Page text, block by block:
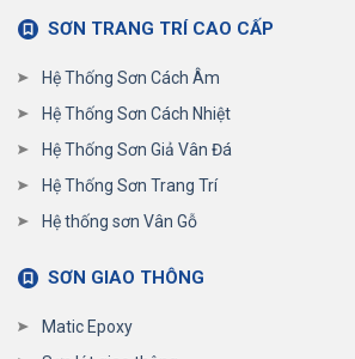
SƠN TRANG TRÍ CAO CẤP
Hệ Thống Sơn Cách Âm
Hệ Thống Sơn Cách Nhiệt
Hệ Thống Sơn Giả Vân Đá
Hệ Thống Sơn Trang Trí
Hệ thống sơn Vân Gỗ
SƠN GIAO THÔNG
Matic Epoxy